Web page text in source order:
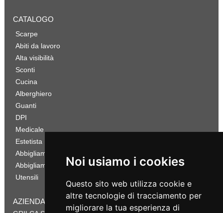
Noi usiamo i cookies
Questo sito web utilizza cookie e
altre tecnologie di tracciamento per
migliorare la tua esperienza di
CATALOGO
Scarpe
Abiti da lavoro
Alta visibilità
Sconti
Cucina
Alberghiero
Guanti
DPI
Medicale
Estetista
Abbigliamento Sportivo
Abbigliamento Bambino
Utensili
AZIENDA